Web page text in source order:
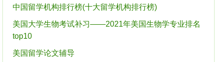
中国留学机构排行榜(十大留学机构排行榜)
美国大学生物考试补习——2021年美国生物学专业排名
top10
美国留学论文辅导